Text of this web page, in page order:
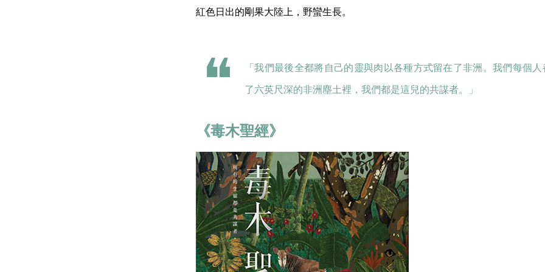
紅色日出的剛果大陸上，野蠻生長。
「我們最後全都將自己的靈與肉以各種方式留在了非洲。我們每個
了六英尺深的非洲塵土裡，我們都是這兒的共謀者。」
《毒木聖經》